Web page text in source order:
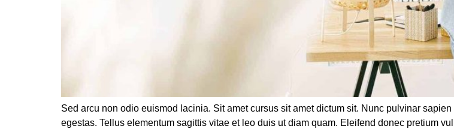
Sed arcu non odio euismod lacinia. Sit amet cursus sit amet dictum sit. Nunc pulvinar
egestas. Tellus elementum sagittis vitae et leo duis ut diam quam. Eleifend donec pretium